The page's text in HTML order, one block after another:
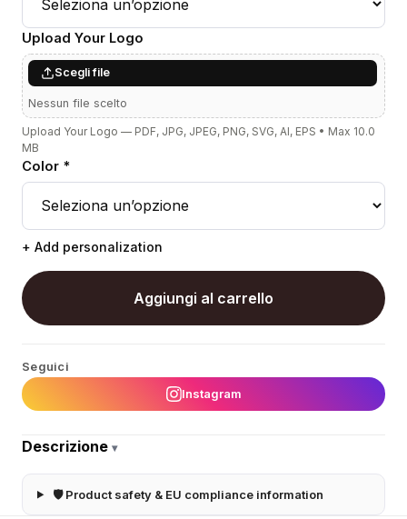
Upload Your Logo
Scegli file
Nessun file scelto
Upload Your Logo — PDF, JPG, JPEG, PNG, SVG, AI, EPS • Max 10.0
MB
Color *
+ Add personalization
Aggiungi al carrello
Seguici
Instagram
Descrizione ▾
🛡 Product safety & EU compliance information